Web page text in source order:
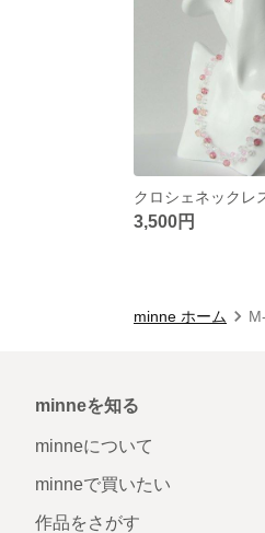
3,500円
minne ホーム
minneを知る
minneについて
minneで買いたい
作品をさがす